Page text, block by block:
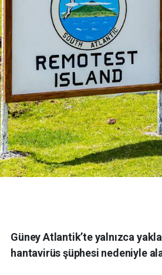
Güney Atlantik’te yalnızca
hantavirüs şüphesi nedeniyle